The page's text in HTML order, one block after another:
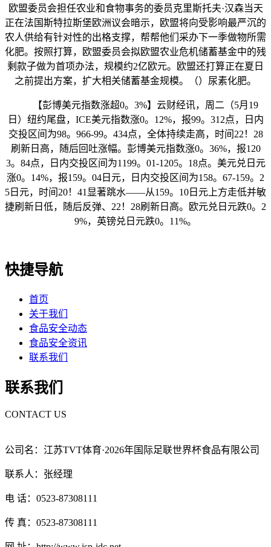
欧盟委员会担任农业和食物事务的委员克里斯托夫·汉森当天
正在法国斯特拉斯堡欧洲议会暗示，欧盟将向受影响最严沉的
农人供给有针对性的出格支撑，帮帮他们采办下一季做物所需
化肥。按照打算，欧盟委员会拟欧盟农业危机储蓄基金中的残
剩款子做为首项办法，规模约2亿欧元。欧盟还打算正在夏日
之前提出方案，扩大相关储蓄基金规模。（）尿素化肥。
【彭博美元指数涨超0。3%】云财经讯，周二（5月19
日）纽约尾盘，ICE美元指数涨0。12%，报99。312点，日内
交投区间为98。966-99。434点，全体持续走高，时间22！28
刷新日高，随后回吐涨幅。彭博美元指数涨0。36%，报120
3。84点，日内交投区间为1199。01-1205。18点。美元兑日元
涨0。14%，报159。04日元，日内交投区间为158。67-159。2
5日元，时间20！41显著跳水——从159。10日元上方走低并敏
捷刷新日低，随后反弹、22！28刷新日高。欧元兑日元跌0。2
9%，英镑兑日元跌0。11%。
快捷导航
首页
关于我们
食品安全动态
食品安全资讯
联系我们
联系我们
CONTACT US
公司名：江苏TVT体育·2026年国际足联世界杯食品有限公司
联系人：张经理
电 话：0523-87308111
传 真：0523-87308111